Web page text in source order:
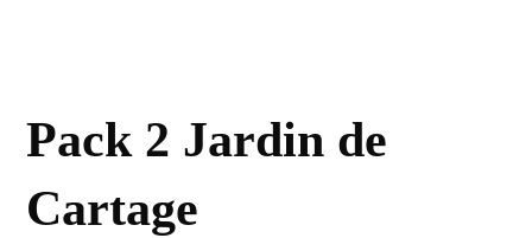
Pack 2 Jardin de
Cartage